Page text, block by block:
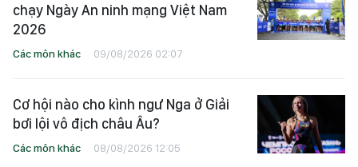
chạy Ngày An ninh mạng Việt Nam
2026
Các môn khác 09/08/2026 02:07
Cơ hội nào cho kình ngư Nga ở Giải
bơi lội vô địch châu Âu?
Các môn khác 08/08/2026 12:05